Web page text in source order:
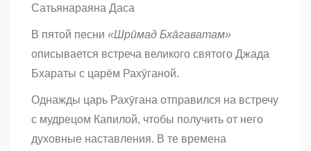
Сатьянараяна Даса
В пятой песни «Шрӣмад Бхāгаватам»
описывается встреча великого святого Джада
Бхараты с царём Рахӯганой.
Однажды царь Рахӯгана отправился на встречу
с мудрецом Капилой, чтобы получить от него
духовные наставления. В те времена